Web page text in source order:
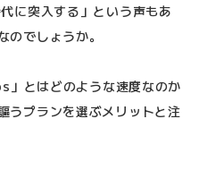
に突入する」という声もあ
のでしょうか。
とはどのような速度なのか
うプランを選ぶメリットと注